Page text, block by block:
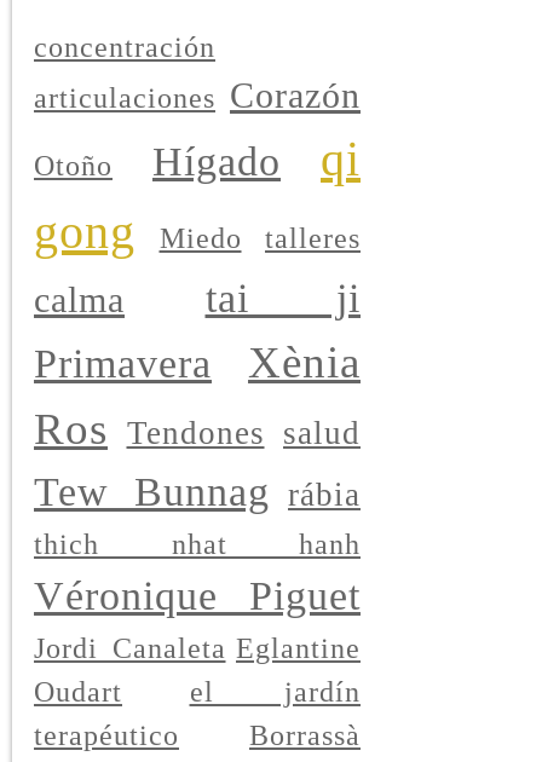
concentración
articulaciones Corazón
Otoño Hígado
qi
gong
Miedo talleres
calma
tai ji
Primavera
Xènia
Ros Tendones salud
Tew Bunnag rábia
thich nhat hanh
Véronique Piguet
Jordi Canaleta Eglantine
Oudart
el jardín
terapéutico
Borrassà